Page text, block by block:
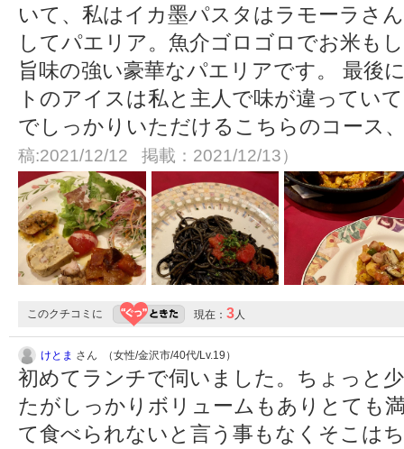
いて、私はイカ墨パスタはラモーラさ
してパエリア。魚介ゴロゴロでお米も
旨味の強い豪華なパエリアです。 最後
トのアイスは私と主人で味が違ってい
でしっかりいただけるこちらのコース
稿:2021/12/12 掲載：2021/12/13）
このクチコミに 現在： 3人
けとま さん （女性/金沢市/40代/Lv.19）
初めてランチで伺いました。ちょっと
たがしっかりボリュームもありとても
て食べられないと言う事もなくそこは